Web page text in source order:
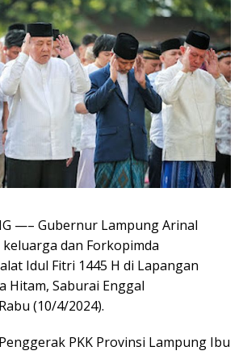
—– Gubernur Lampung Arinal
dan Forkopimda
Idul Fitri 1445 H di Lapangan
Hitam, Saburai Enggal
(10/4/2024).
PKK Provinsi Lampung Ibu